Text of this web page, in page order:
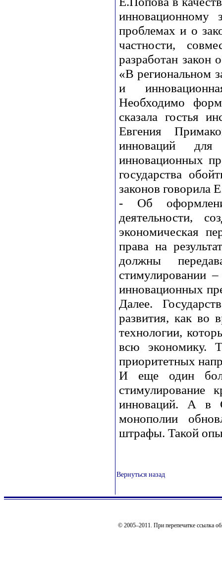
инновационному
проблемах и о
частности,
разработан закон
«В региональном
и
Необходимо
сказала гостья
Евгения
инноваций для
инновационных
государства
законов говорила
- Об
деятельности,
экономическая
права на
должны
стимулировании
инновационных
Далее.
развития, как во
технологии,
всю экономику.
приоритетных
И еще один
стимулирование
инноваций. А в
монополии
штрафы. Такой
Вернуться назад
© 2005–2011. При перепечатке ссылка